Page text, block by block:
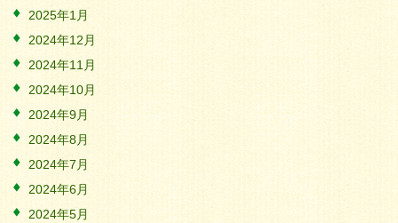
2025年1月
2024年12月
2024年11月
2024年10月
2024年9月
2024年8月
2024年7月
2024年6月
2024年5月